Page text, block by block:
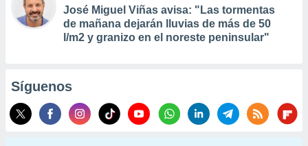
José Miguel Viñas avisa: "Las tormentas
de mañana dejarán lluvias de más de 50
l/m2 y granizo en el noreste peninsular"
Síguenos